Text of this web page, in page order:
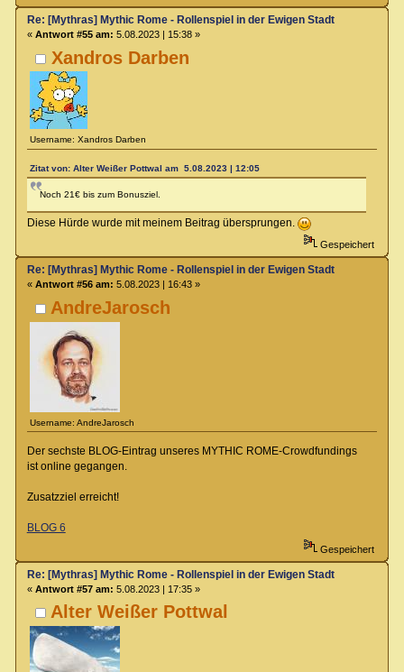
Xandros Darben
Username: Xandros Darben
Re: [Mythras] Mythic Rome - Rollenspiel in der Ewigen Stadt
« Antwort #55 am: 5.08.2023 | 15:38 »
Zitat von: Alter Weißer Pottwal am 5.08.2023 | 12:05
Noch 21€ bis zum Bonusziel.
Diese Hürde wurde mit meinem Beitrag übersprungen.
Gespeichert
AndreJarosch
Username: AndreJarosch
Re: [Mythras] Mythic Rome - Rollenspiel in der Ewigen Stadt
« Antwort #56 am: 5.08.2023 | 16:43 »
Der sechste BLOG-Eintrag unseres MYTHIC ROME-Crowdfundings
ist online gegangen.
Zusatzziel erreicht!
BLOG 6
Gespeichert
Alter Weißer Pottwal
Re: [Mythras] Mythic Rome - Rollenspiel in der Ewigen Stadt
« Antwort #57 am: 5.08.2023 | 17:35 »